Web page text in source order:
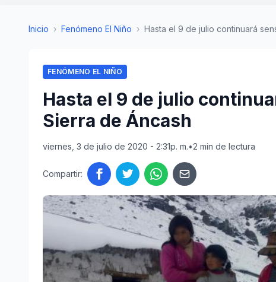
Inicio › Fenómeno El Niño › Hasta el 9 de julio continuará
FENÓMENO EL NIÑO
Hasta el 9 de julio
Sierra de Áncash
viernes, 3 de julio de 2020 - 2:31p. m.•2 min de lectura
Compartir: